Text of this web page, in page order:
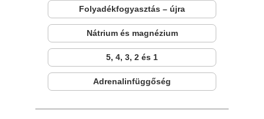
Folyadékfogyasztás – újra
Nátrium és magnézium
5, 4, 3, 2 és 1
Adrenalinfüggőség